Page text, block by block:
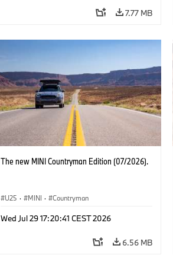
7.77 MB
The new MINI Countryman Edition (07/2026).
U25 · MINI · Countryman
Wed Jul 29 17:20:41 CEST 2026
6.56 MB